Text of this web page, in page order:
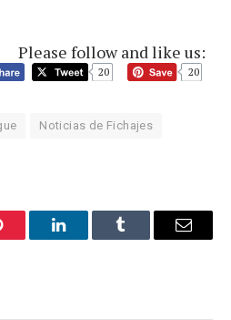
Please follow and like us:
20 20
Noticias de Fichajes
LinkedInTumblr Email